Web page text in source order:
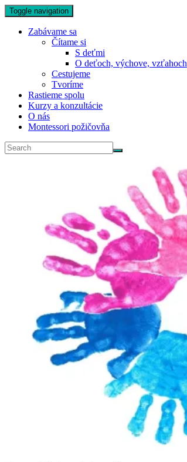
Toggle navigation
Zabávame sa
Čítame si
S deťmi
O deťoch, výchove, vzťahoch
Cestujeme
Tvoríme
Rastieme spolu
Kurzy a konzultácie
O nás
Montessori požičovňa